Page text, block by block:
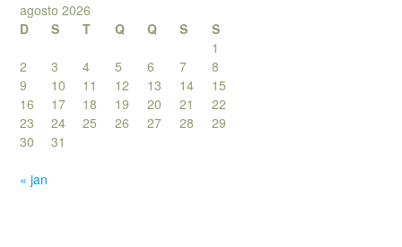
agosto 2026
D
S T Q Q S
S
1
2
3 4 5 6 7
8
9
10 11 12 13 14
15
16
17 18 19 20 21
22
23
24 25 26 27 28
29
30
31
« jan